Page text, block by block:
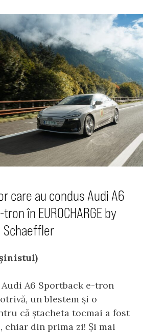
care au condus Audi A6
în EUROCHARGE by
Schaeffler
A6 Sportback e-tron
un blestem și o
că ștacheta tocmai a fost
chiar din prima zi! Și mai